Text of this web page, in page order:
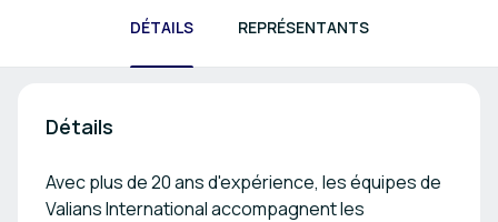
DÉTAILS REPRÉSENTANTS
Détails
Avec plus de 20 ans d'expérience, les équipes de
Valians International accompagnent les